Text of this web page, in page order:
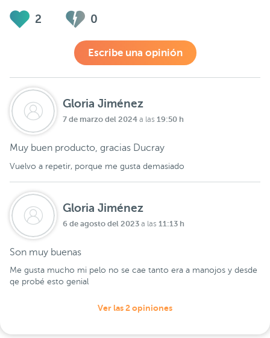
2 0
Escribe una opinión
Gloria Jiménez
7 de marzo del 2024 a las 19:50 h
Muy buen producto, gracias Ducray
Vuelvo a repetir, porque me gusta demasiado
Gloria Jiménez
6 de agosto del 2023 a las 11:13 h
Son muy buenas
Me gusta mucho mi pelo no se cae tanto era a manojos y desde
qe probé esto genial
Ver las 2 opiniones